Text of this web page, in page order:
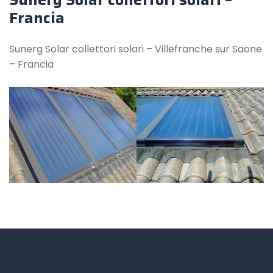
Francia
Sunerg Solar collettori solari – Villefranche sur Saone
– Francia